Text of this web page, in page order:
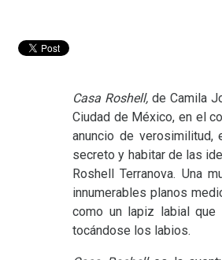
Casa Roshell,de Camila
Ciudad de México, en el
anuncio de
secreto y habitar de las
Roshell Terranova. Una
innumerables planos
como un lapiz labial
tocándose los labios.